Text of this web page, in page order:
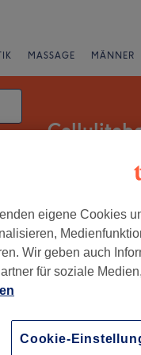
MASSAGE MÄNNER
Salons
Vorpommern
19 Bewertungen
eigene Cookies
Wir geben auch
für soziale
Cookie-